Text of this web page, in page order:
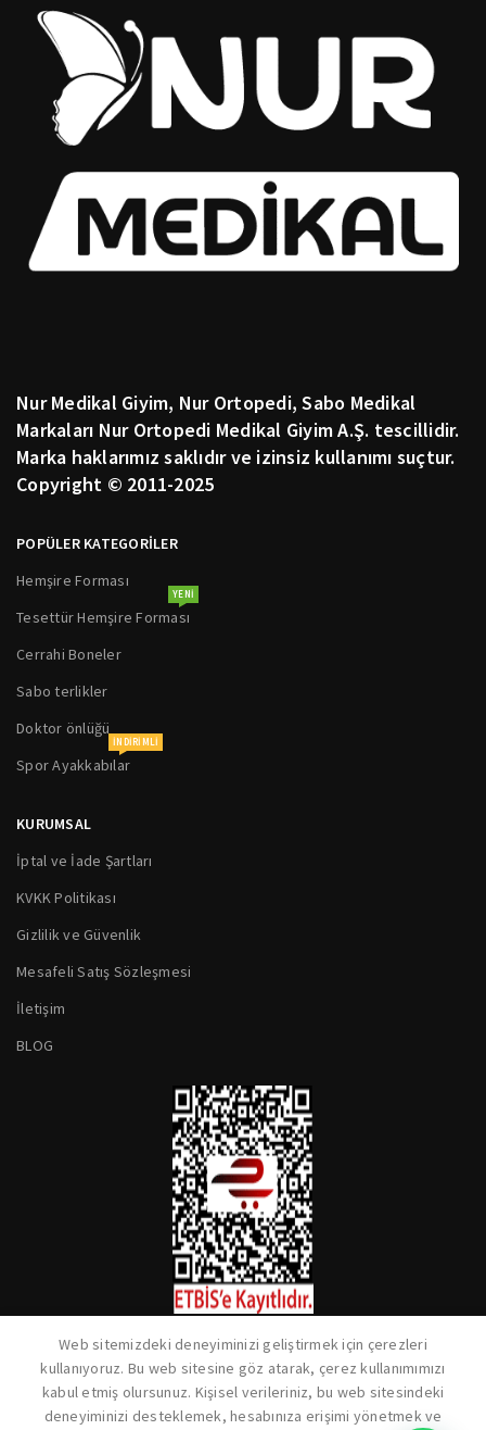
Nur Medikal Giyim, Nur Ortopedi, Sabo Medikal
Markaları Nur Ortopedi Medikal Giyim A.Ş. tescillidir.
Marka haklarımız saklıdır ve izinsiz kullanımı suçtur.
Copyright © 2011-2025
POPÜLER KATEGORİLER
Hemşire Forması
Tesettür Hemşire Forması
YENI
Cerrahi Boneler
Sabo terlikler
Doktor önlüğü
Spor Ayakkabılar
INDIRIMLI
KURUMSAL
İptal ve İade Şartları
KVKK Politikası
Gizlilik ve Güvenlik
Mesafeli Satış Sözleşmesi
İletişim
BLOG
Web sitemizdeki deneyiminizi geliştirmek için çerezleri
kullanıyoruz. Bu web sitesine göz atarak, çerez kullanımımızı
kabul etmiş olursunuz. Kişisel verileriniz, bu web sitesindeki
deneyiminizi desteklemek, hesabınıza erişimi yönetmek ve